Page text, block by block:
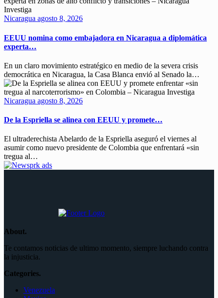
Nicaragua agosto 8, 2026
EEUU nomina como embajadora en Nicaragua a diplomática
experta…
En un claro movimiento estratégico en medio de la severa crisis
democrática en Nicaragua, la Casa Blanca envió al Senado la…
Nicaragua agosto 8, 2026
De la Espriella se alinea con EEUU y promete…
El ultraderechista Abelardo de la Espriella aseguró el viernes al
asumir como nuevo presidente de Colombia que enfrentará «sin
tregua al…
About.
Te contamos noticias de ultimo momento, siempre luchando contra
la injusticia.
Categories.
Venezuela